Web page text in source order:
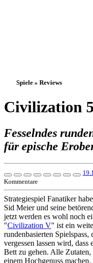
Spiele » Reviews
Civilization
Fesselndes
für epische
Kommentare
Strategiespiel Fanatiker
Sid Meier und seine
jetzt werden es wohl noch
"Civilization V" ist ein
rundenbasierten
vergessen lassen wird,
Bett zu gehen. Alle Zutaten,
einem Hochgenuss